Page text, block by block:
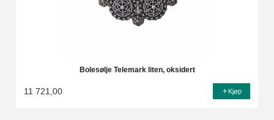
Bolesølje Telemark liten, oksidert
11 721,00 Kjøp